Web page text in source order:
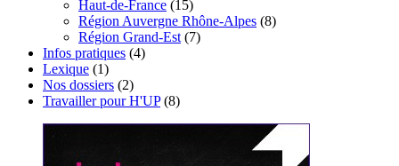
Haut-de-France (15)
Région Auvergne Rhône-Alpes (8)
Région Grand-Est (7)
Infos pratiques (4)
Lexique (1)
Nos dossiers (2)
Travailler pour H'UP(8)